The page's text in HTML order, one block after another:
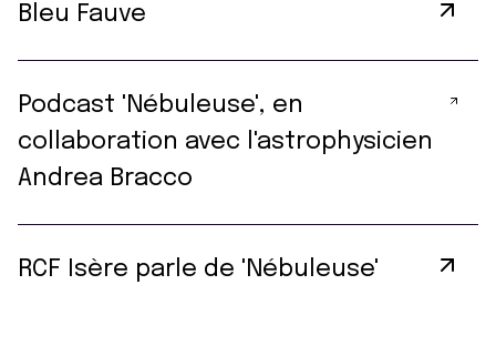
Bleu Fauve
Podcast 'Nébuleuse', en
collaboration avec l'astrophysicien
Andrea Bracco
RCF Isère parle de 'Nébuleuse'